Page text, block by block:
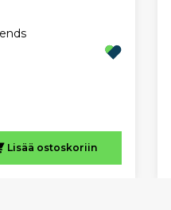
Lisää ostoskoriin